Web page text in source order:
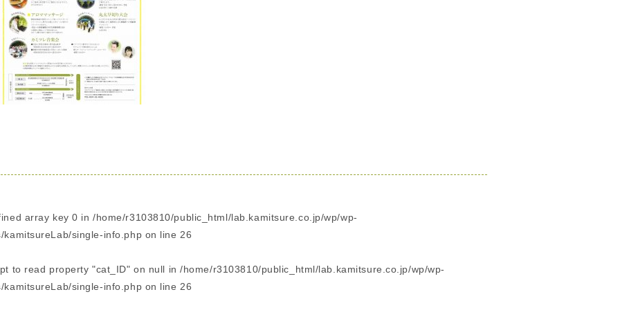
array key 0 in/home/r3103810/public_html/lab.kamitsure.co.jp/wp/wp-
kamitsureLab/single-info.php on line 26
to read property "cat_ID" on null in/home/r3103810/public_html/lab.kamitsure.co.jp/wp/wp-
kamitsureLab/single-info.php on line 26